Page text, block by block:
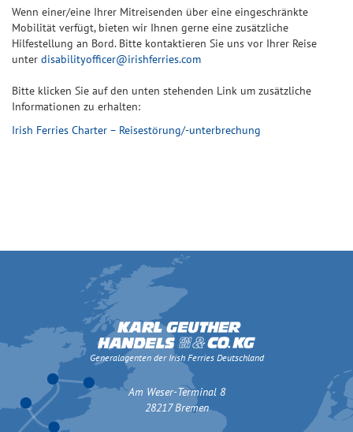
Wenn einer/eine Ihrer Mitreisenden über eine eingeschränkte
Mobilität verfügt, bieten wir Ihnen gerne eine zusätzliche
Hilfestellung an Bord. Bitte kontaktieren Sie uns vor Ihrer Reise
unter disabilityofficer@irishferries.com
Bitte klicken Sie auf den unten stehenden Link um zusätzliche
Informationen zu erhalten:
Irish Ferries Charter – Reisestörung/-unterbrechung
Generalagenten der Irish Ferries Deutschland
Am Weser-Terminal 8
28217 Bremen